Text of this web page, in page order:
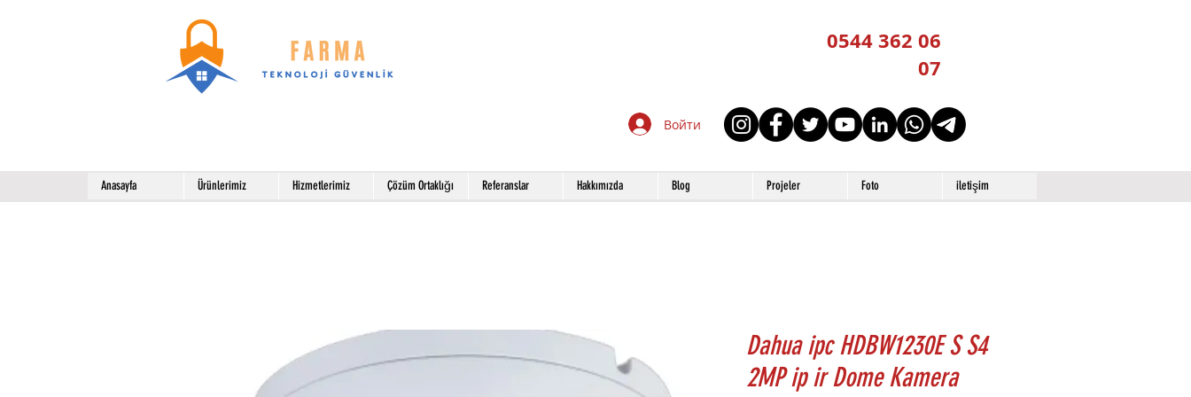
0544 362 06
07
Войти
Anasayfa Ürünlerimiz Hizmetlerimiz Çözüm Ortaklığı Referanslar Hakkımızda Blog Projeler Foto iletişim
Dahua ipc HDBW1230E S S4
2MP ip ir Dome Kamera